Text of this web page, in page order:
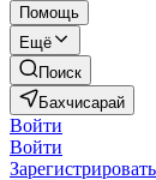
Помощь
Ещё
Поиск
Бахчисарай
Войти
Войти